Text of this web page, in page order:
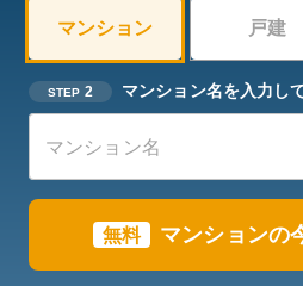
マンション 戸建
STEP 2 マンション名を入力し
無料 マンションの